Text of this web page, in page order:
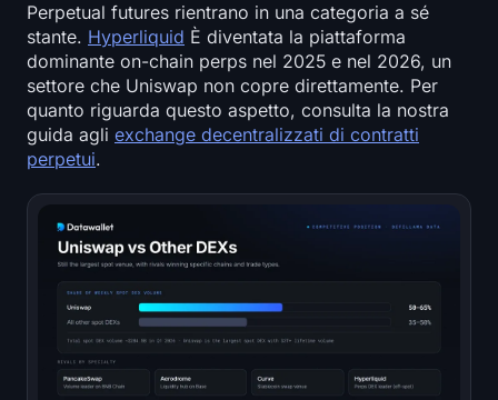
Perpetual futures rientrano in una categoria a sé
stante. Hyperliquid È diventata la piattaforma
dominante on-chain perps nel 2025 e nel 2026, un
settore che Uniswap non copre direttamente. Per
quanto riguarda questo aspetto, consulta la nostra
guida agli exchange decentralizzati di contratti
perpetui.